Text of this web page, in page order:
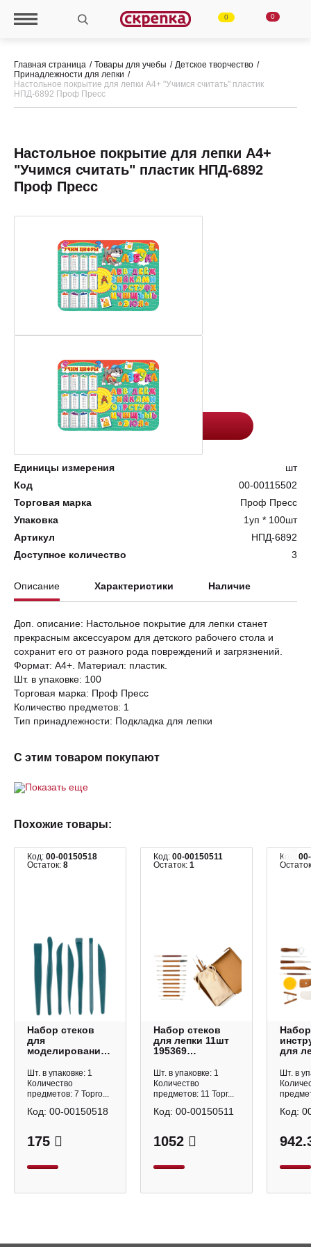
0 0
Главная страница Товары для учебы
Детское творчество
Принадлежности для лепки
Настольное покрытие для лепки А4+ "Учимся считать" пластик
НПД-6892 Проф Пресс
Количество
Цена:
44.4
Добавить в корзину
Настольное покрытие для лепки А4+
"Учимся считать" пластик НПД-6892
Проф Пресс
Единицы измерения
шт
Код
00-00115502
Торговая марка
Проф Пресс
Упаковка
1уп * 100шт
Артикул
НПД-6892
Доступное количество
3
Описание Характеристики Наличие
Доп. описание: Настольное покрытие для лепки станет
прекрасным аксессуаром для детского рабочего стола и
сохранит его от разного рода повреждений и загрязнений.
Формат: А4+. Материал: пластик.
Шт. в упаковке: 100
Торговая марка: Проф Пресс
Количество предметов: 1
Тип принадлежности: Подкладка для лепки
С этим товаром покупают
Показать еще
Похожие товары:
Код: 00-00150518
Остаток: 8
Набор стеков
для
моделирования
Малевичъ
Шт. в упаковке: 1
Количество
предметов: 7 Торго...
175
Код: 00-00150518
Код: 00-00150511
Остаток: 1
Набор стеков
для лепки 11шт
195369
Шт. в упаковке: 1
Количество
предметов: 11 Торг...
1052
Код: 00-00150511
Код:
Набор
для
Шт. в
Код: